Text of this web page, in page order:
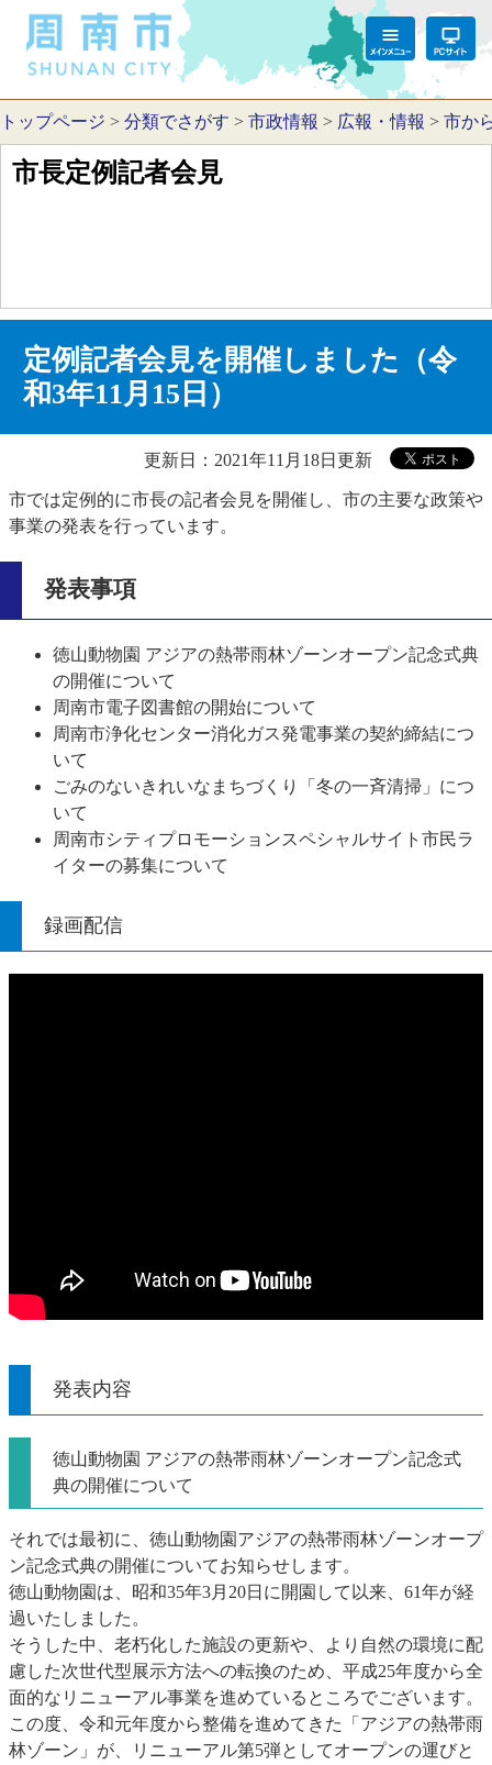
トップページ > 分類でさがす > 市政情報 > 広報・情報 > 市か
市長定例記者会見
定例記者会見を開催しました（令
和3年11月15日）
更新日：2021年11月18日更新
市では定例的に市長の記者会見を開催し、市の主要な政策や
事業の発表を行っています。
発表事項
徳山動物園 アジアの熱帯雨林ゾーンオープン記念式典
の開催について
周南市電子図書館の開始について
周南市浄化センター消化ガス発電事業の契約締結につ
いて
ごみのないきれいなまちづくり「冬の一斉清掃」につ
いて
周南市シティプロモーションスペシャルサイト市民ラ
イターの募集について
録画配信
発表内容
徳山動物園 アジアの熱帯雨林ゾーンオープン記念式
典の開催について
それでは最初に、徳山動物園アジアの熱帯雨林ゾーンオープ
ン記念式典の開催についてお知らせします。
徳山動物園は、昭和35年3月20日に開園して以来、61年が経
過いたしました。
そうした中、老朽化した施設の更新や、より自然の環境に配
慮した次世代型展示方法への転換のため、平成25年度から全
面的なリニューアル事業を進めているところでございます。
この度、令和元年度から整備を進めてきた「アジアの熱帯雨
林ゾーン」が、リニューアル第5弾としてオープンの運びと